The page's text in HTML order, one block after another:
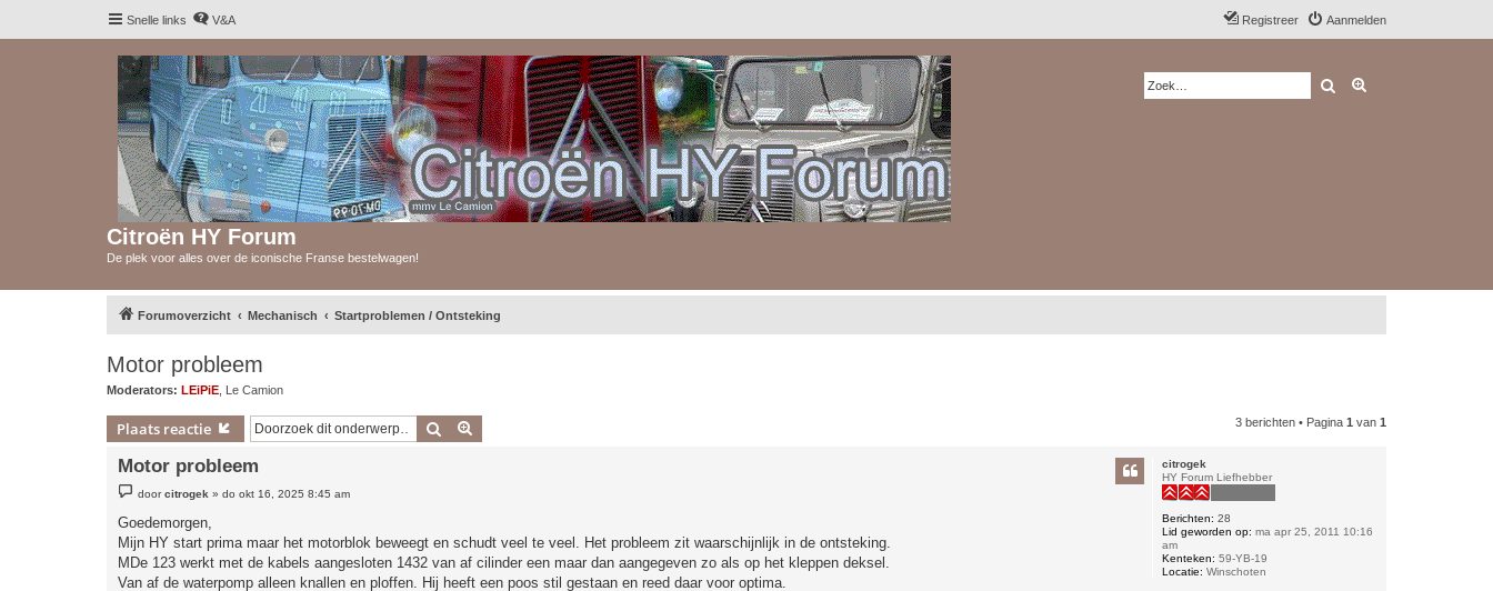
Snelle links V&A Aanmelden
Registreer
Citroën HY Forum
De plek voor alles over de iconische Franse bestelwagen!
Zoek
Forumoverzicht Mechanisch Startproblemen / Ontsteking
Motor probleem
Moderators: LEiPiE Le Camion
Plaats reactie Zoek 3 berichten • Pagina 1 van 1
citrogek
HY Forum Liefhebber
Berichten: 28
Lid geworden op: ma apr 25, 2011 10:16
am
Kenteken: 59-YB-19
Locatie: Winschoten
Motor probleem
e
i
c
h
t
doorcitrogek »do okt 16, 2025 8:45 am
Goedemorgen,
Mijn HY start prima maar het motorblok beweegt en schudt veel te veel. Het probleem zit waarschijnlijk in de ontsteking.
MDe 123 werkt met de kabels aangesloten 1432 van af cilinder een maar dan aangegeven zo als op het kleppen deksel.
Van af de waterpomp alleen knallen en ploffen. Hij heeft een poos stil gestaan en reed daar voor optima.